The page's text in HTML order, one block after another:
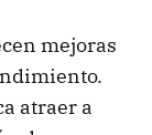
mejoras
atraer a